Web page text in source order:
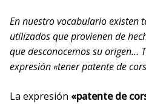
En nuestro vocabulario existen
utilizados que provienen de
que desconocemos su origen…
expresión «tener patente de
La expresión «patente de